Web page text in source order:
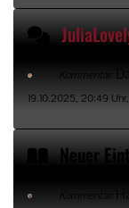
Kommentar:
19.10.2025, 20:49
Neuer
Kommentar: